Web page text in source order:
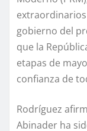
gobierno del
que la
etapas de
confianza de
Rodríguez
Abinader ha